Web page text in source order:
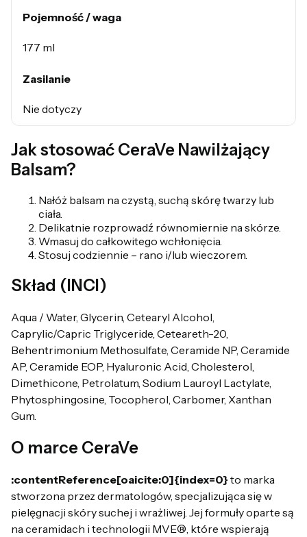
Pojemność / waga
177 ml
Zasilanie
Nie dotyczy
Jak stosować CeraVe Nawilżający
Balsam?
Nałóż balsam na czystą, suchą skórę twarzy lub
ciała.
Delikatnie rozprowadź równomiernie na skórze.
Wmasuj do całkowitego wchłonięcia.
Stosuj codziennie – rano i/lub wieczorem.
Skład (INCI)
Aqua / Water, Glycerin, Cetearyl Alcohol,
Caprylic/Capric Triglyceride, Ceteareth-20,
Behentrimonium Methosulfate, Ceramide NP, Ceramide
AP, Ceramide EOP, Hyaluronic Acid, Cholesterol,
Dimethicone, Petrolatum, Sodium Lauroyl Lactylate,
Phytosphingosine, Tocopherol, Carbomer, Xanthan
Gum.
O marce CeraVe
:contentReference[oaicite:0]{index=0} to marka
stworzona przez dermatologów, specjalizująca się w
pielęgnacji skóry suchej i wrażliwej. Jej formuły oparte są
na ceramidach i technologii MVE®, które wspierają